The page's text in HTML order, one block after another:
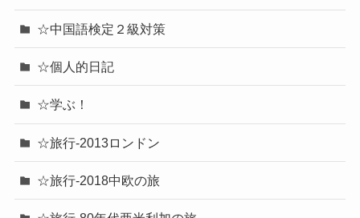
☆中国語検定２級対策
☆個人的日記
☆学ぶ！
☆旅行-2013ロンドン
☆旅行-2018中欧の旅